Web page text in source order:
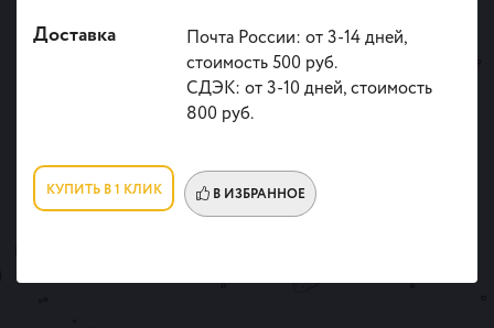
Доставка
Почта России: от 3-14 дней,
стоимость 500 руб.
СДЭК: от 3-10 дней, стоимость
800 руб.
КУПИТЬ В 1 КЛИК В ИЗБРАННОЕ